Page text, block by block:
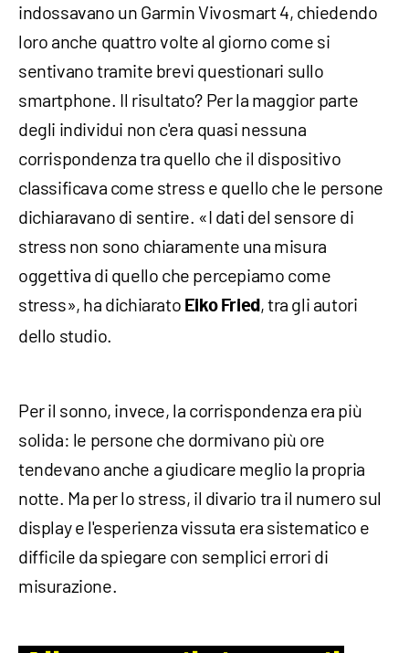
indossavano un Garmin Vivosmart 4, chiedendo
loro anche quattro volte al giorno come si
sentivano tramite brevi questionari sullo
smartphone. Il risultato? Per la maggior parte
degli individui non c'era quasi nessuna
corrispondenza tra quello che il dispositivo
classificava come stress e quello che le persone
dichiaravano di sentire. «I dati del sensore di
stress non sono chiaramente una misura
oggettiva di quello che percepiamo come
stress», ha dichiarato Eiko Fried, tra gli autori
dello studio.
Per il sonno, invece, la corrispondenza era più
solida: le persone che dormivano più ore
tendevano anche a giudicare meglio la propria
notte. Ma per lo stress, il divario tra il numero sul
display e l'esperienza vissuta era sistematico e
difficile da spiegare con semplici errori di
misurazione.